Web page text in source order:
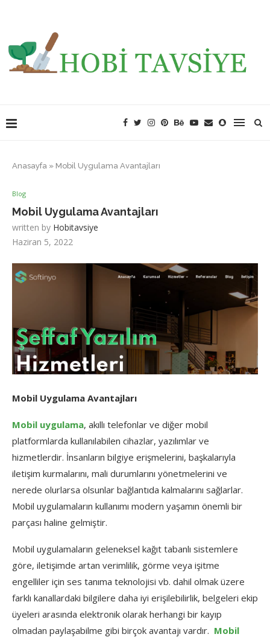
Anasayfa » Mobil Uygulama Avantajları
Blog
Mobil Uygulama Avantajları
written by Hobitavsiye
Haziran 5, 2022
Mobil Uygulama Avantajları
Mobil uygulama, akıllı telefonlar ve diğer mobil
platformlarda kullanılabilen cihazlar, yazılımlar ve
hizmetlerdir. İnsanların bilgiye erişmelerini, başkalarıyla
iletişim kurmalarını, mali durumlarını yönetmelerini ve
nerede olurlarsa olsunlar bağlantıda kalmalarını sağlarlar.
Mobil uygulamaların kullanımı modern yaşamın önemli bir
parçası haline gelmiştir.
Mobil uygulamaların geleneksel kağıt tabanlı sistemlere
göre, iletişimde artan verimlilik, görme veya işitme
engelliler için ses tanıma teknolojisi vb. dahil olmak üzere
farklı kanallardaki bilgilere daha iyi erişilebilirlik, belgeleri ekip
üyeleri arasında elektronik olarak herhangi bir kayıp
olmadan paylaşabilme gibi birçok avantajı vardır. Mobil